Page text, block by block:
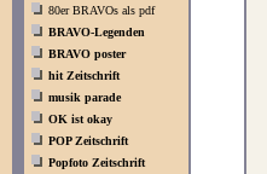
80er BRAVOs als pdf
BRAVO-Legenden
BRAVO poster
hit Zeitschrift
musik parade
OK ist okay
POP Zeitschrift
Popfoto Zeitschrift